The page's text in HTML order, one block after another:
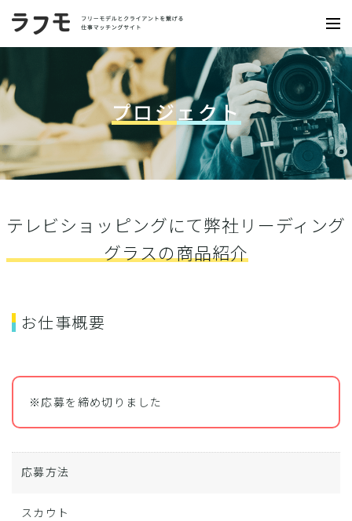
プロジェクト
テレビショッピングにて弊社リーディング
グラスの商品紹介
お仕事概要
※応募を締め切りました
応募方法
スカウト